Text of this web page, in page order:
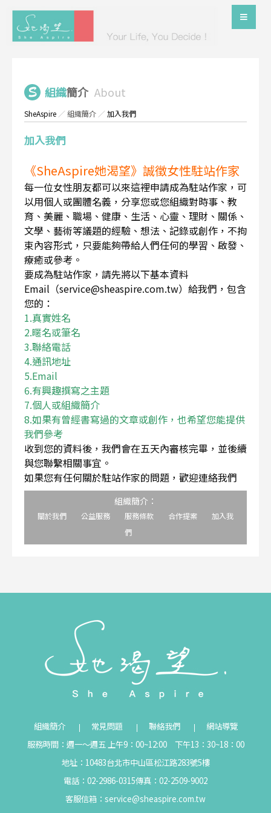
組織簡介 About
SheAspire ／組織簡介 ／加入我們
加入我們
《SheAspire她渴望》誠徵女性駐站作家
每一位女性朋友都可以來這裡申請成為駐站作家，可
以用個人或團體名義，分享您或您組織對時事、教
育、美麗、職場、健康、生活、心靈、理財、關係、
文學、藝術等議題的經驗、想法、記錄或創作，不拘
束內容形式，只要能夠帶給人們任何的學習、啟發、
療癒或參考。
要成為駐站作家，請先將以下基本資料
Email（service@sheaspire.com.tw）給我們，包含
您的：
1.真實姓名
2.暱名或筆名
3.聯絡電話
4.通訊地址
5.Email
6.有興趣撰寫之主題
7.個人或組織簡介
8.如果有曾經書寫過的文章或創作，也希望您能提供
我們參考
收到您的資料後，我們會在五天內審核完畢，並後續
與您聯繫相關事宜。
如果您有任何關於駐站作家的問題，歡迎連絡我們
組織簡介：
關於我們 公益服務 服務條款 合作提案
加入我
們
組織簡介 常見問題 聯絡我們
網站導覽
服務時間：週一～週五 上午9：00~12:00 下午13：30~18：00
地址：10483台北市中山區松江路283號5樓
電話：02-2986-0315傳真：02-2509-9002
客服信箱： service@sheaspire.com.tw